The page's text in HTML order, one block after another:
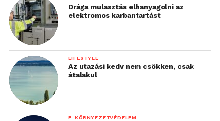
Drága mulasztás elhanyagolni az
elektromos karbantartást
LIFESTYLE
Az utazási kedv nem csökken, csak
átalakul
E-KÖRNYEZETVÉDELEM